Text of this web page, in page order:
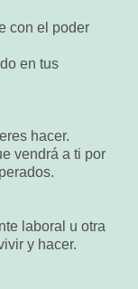
con el poder
en tus
hacer.
vendrá a ti por
laboral u otra
y hacer.